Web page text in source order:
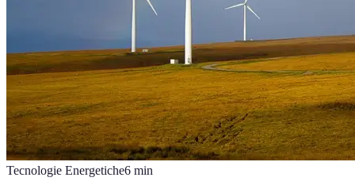
Tecnologie Energetiche6 min